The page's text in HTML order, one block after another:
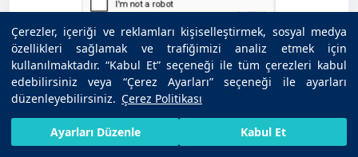
Çerezler, içeriği ve reklamları kişiselleştirmek, sosyal medya
özellikleri sağlamak ve trafiğimizi analiz etmek için
kullanılmaktadır. “Kabul Et” seçeneği ile tüm çerezleri kabul
edebilirsiniz veya “Çerez Ayarları” seçeneği ile ayarları
düzenleyebilirsiniz. Çerez Politikası
Ayarları Düzenle Kabul Et
Uzman Görüşü İste
HIZLI RANDEVU AL BIZE ULAŞIN